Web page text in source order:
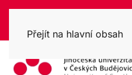
Přejít na hlavní obsah